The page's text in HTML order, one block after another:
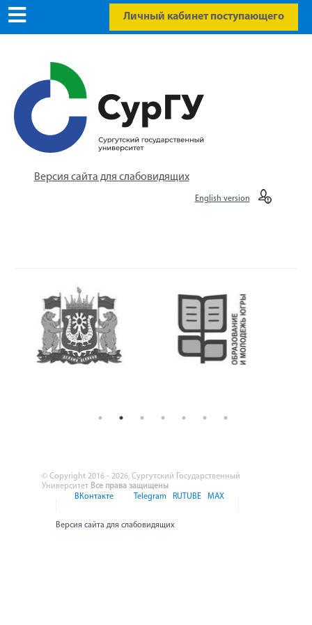
Личный кабинет поступающего
Версия сайта для слабовидящих
English version
© Copyright 2016 - 2026, Сургутский Государственный
Университет Все права защищены
ВКонтакте
Telegram RUTUBE MAX
Версия сайта для слабовидящих